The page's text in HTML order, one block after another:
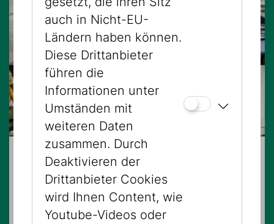
23.08.2026 – 11:00 Uhr
100% Vienna - Museum & Falafel
FÜHRUNGEN
auch in Nicht-EU-
Ländern haben können.
Diese Drittanbieter
führen die
Informationen unter
Umständen mit
weiteren Daten
zusammen. Durch
Deaktivieren der
Drittanbieter Cookies
wird Ihnen Content, wie
Youtube-Videos oder